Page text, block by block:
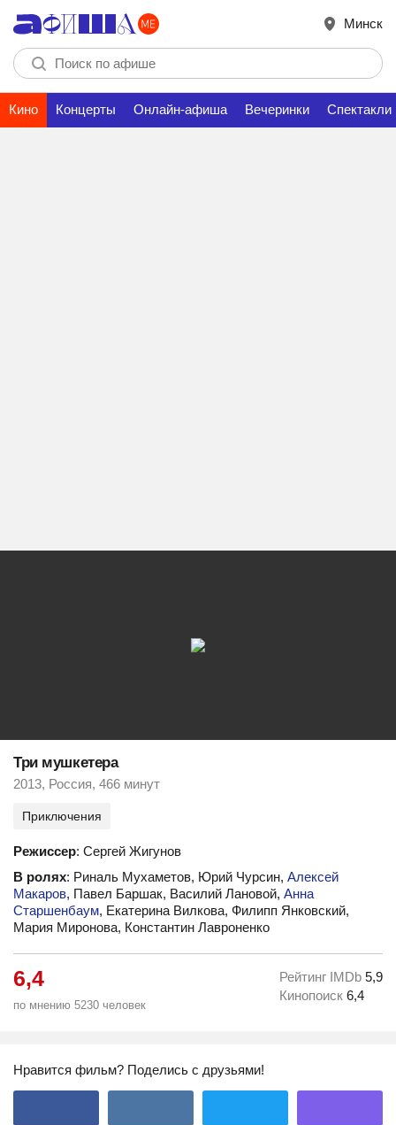
Минск
Кино Концерты Онлайн-афиша Вечеринки Спектакли
Три мушкетера
2013, Россия, 466 минут
Приключения
Режиссер: Сергей Жигунов
В ролях: Риналь Мухаметов, Юрий Чурсин, Алексей
Макаров, Павел Баршак, Василий Лановой, Анна
Старшенбаум, Екатерина Вилкова, Филипп Янковский,
Мария Миронова, Константин Лавроненко
6,4
по мнению 5230 человек
Рейтинг IMDb 5,9
Кинопоиск 6,4
Нравится фильм? Поделись с друзьями!